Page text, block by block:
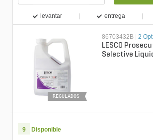
levantar entrega
REGULADOS
86703432B | 2
LESCO
Selective
9 Disponible